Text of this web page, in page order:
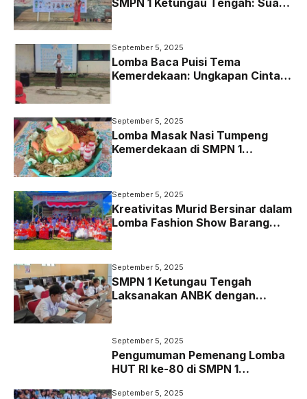
Merdu Sambut Kemerdekaan
September 5, 2025
Lomba Baca Puisi Tema
Kemerdekaan: Ungkapan Cinta
September 5, 2025
Lomba Masak Nasi Tumpeng
Kemerdekaan di SMPN 1
Ketungau Tengah: Kreatif,
Sehat, dan Penuh Semangat
September 5, 2025
Kreativitas Murid Bersinar dalam
Lomba Fashion Show Barang
Bekas di SMPN 1 Ketungau
Tengah
September 5, 2025
SMPN 1 Ketungau Tengah
Laksanakan ANBK dengan
Semangat
September 5, 2025
Pengumuman Pemenang Lomba
HUT RI ke-80 di SMPN 1
September 5, 2025